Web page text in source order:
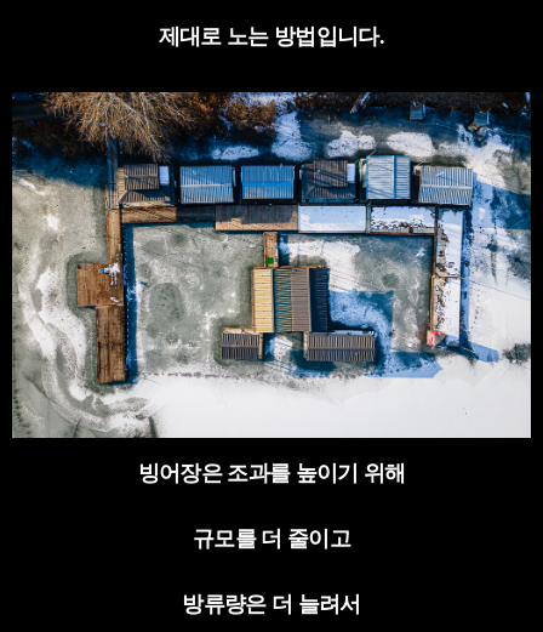
제대로 노는 방법입니다.
빙어장은 조과를 높이기 위해
규모를 더 줄이고
방류량은 더 늘려서